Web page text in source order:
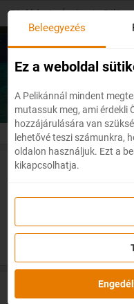
content
Főoldal / Ázsia / Fülöp-
Olcsó
Beleegyezés
Ez a weboldal
A Pelikánnál mindent
mutassuk meg, ami érdekli
hozzájárulására van
lehetővé teszi számunkra,
oldalon használjuk. Ezt a
kikapcsolhatja.